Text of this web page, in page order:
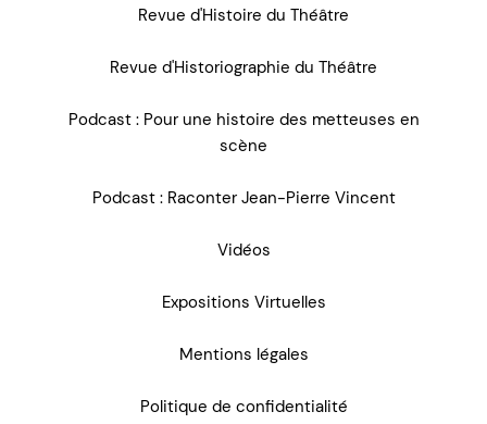
Revue d'Histoire du Théâtre
Revue d'Historiographie du Théâtre
Podcast : Pour une histoire des metteuses en
scène
Podcast : Raconter Jean-Pierre Vincent
Vidéos
Expositions Virtuelles
Mentions légales
Politique de confidentialité